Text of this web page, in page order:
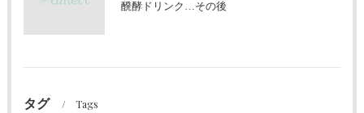
醗酵ドリンク…その後
タグ Tags